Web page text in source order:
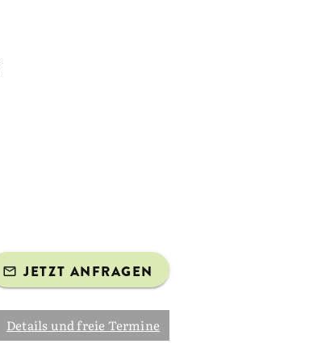
JETZT ANFRAGEN
Details und freie Termine